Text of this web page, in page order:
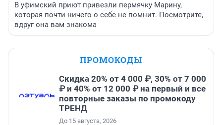
В уфимский приют привезли пермячку Марину,
которая почти ничего о себе не помнит. Посмотрите,
вдруг она вам знакома
ПРОМОКОДЫ
Скидка 20% от 4 000 ₽, 30% от 7 000
₽ и 40% от 12 000 ₽ на первый и все
повторные заказы по промокоду
ТРЕНД
До 15 августа, 2026